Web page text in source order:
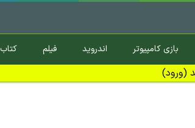
بازی کامپیوتر اندروید فیلم کتاب
(ورود)